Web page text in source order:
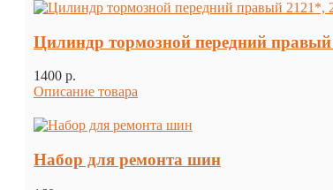
Цилиндр тормозной передний
1400 p.
Описание товара
Набор для ремонта шин